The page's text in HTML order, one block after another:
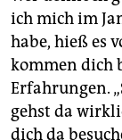
ich mich im
habe, hieß es
kommen dich
Erfahrungen.
gehst da
dich da